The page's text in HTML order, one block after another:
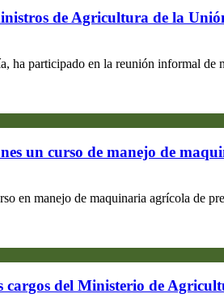
de Agricultura de la
participado en la reunión informal
un curso de manejo de
manejo de maquinaria agrícola de
cargos del Ministerio de